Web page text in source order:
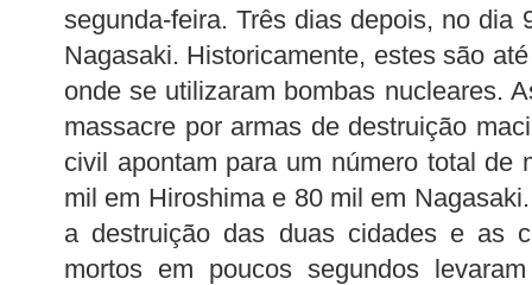
segunda-feira. Três dias depois, no dia
Nagasaki. Historicamente, estes são
onde se utilizaram bombas nucleares.
massacre por armas de destruição
civil apontam para um número total de
mil em Hiroshima e 80 mil em
a destruição das duas cidades e as
mortos em poucos segundos